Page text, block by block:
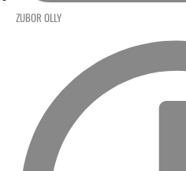
ZUBOR OLLY